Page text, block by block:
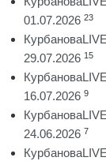
01.07.2026 23
29.07.2026 15
16.07.2026 9
24.06.2026 7